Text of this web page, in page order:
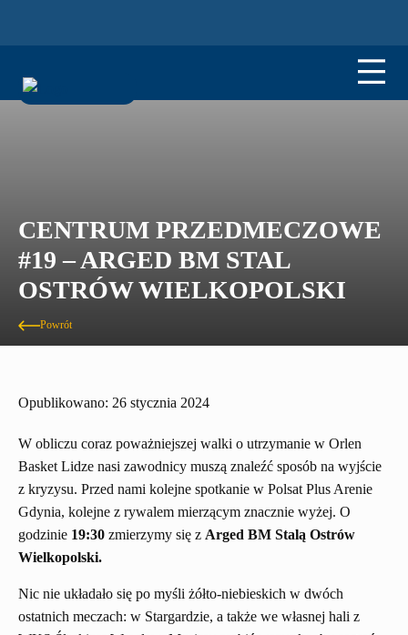
CENTRUM PRZEDMECZOWE
#19 – ARGED BM STAL
OSTRÓW WIELKOPOLSKI
Powrót
Opublikowano: 26 stycznia 2024
W obliczu coraz poważniejszej walki o utrzymanie w Orlen
Basket Lidze nasi zawodnicy muszą znaleźć sposób na wyjście
z kryzysu. Przed nami kolejne spotkanie w Polsat Plus Arenie
Gdynia, kolejne z rywalem mierzącym znacznie wyżej. O
godzinie 19:30 zmierzymy się z Arged BM Stalą Ostrów
Wielkopolski.
Nic nie układało się po myśli żółto-niebieskich w dwóch
ostatnich meczach: w Stargardzie, a także we własnej hali z